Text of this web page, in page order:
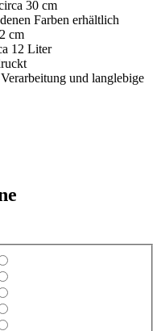
30 cm
Farben erhältlich
cm
12 Liter
und langlebige